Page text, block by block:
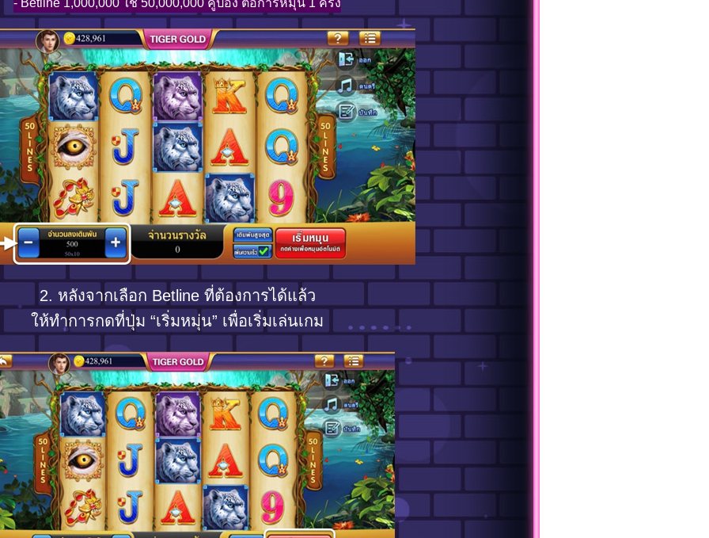
- Betline 1,000,000 ใช้ 50,000,000 คูปอง ต่อการหมุน 1 ครั้ง
2. หลังจากเลือก Betline ที่ต้องการได้แล้ว
ให้ทำการกดที่ปุ่ม “เริ่มหมุ่น” เพื่อเริ่มเล่นเกม